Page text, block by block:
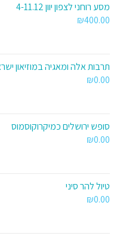
מסע רוחני לצפון יוון 4-11.12
₪400.00
תרבות אלה ומאגיה במוזיאון ישראל
₪0.00
סופש ירושלים כמיקרוקוסמוס
₪0.00
טיול להר סיני
₪0.00